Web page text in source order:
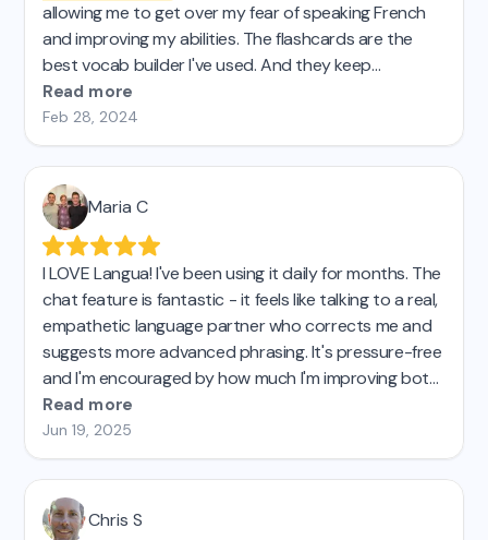
allowing me to get over my fear of speaking French
and improving my abilities. The flashcards are the
best vocab builder I've used. And they keep
improving the platform, which is AWESOME! 🤩
Read more
Feb 28, 2024
Maria C
I LOVE Langua! I've been using it daily for months. The
chat feature is fantastic - it feels like talking to a real,
empathetic language partner who corrects me and
suggests more advanced phrasing. It's pressure-free
and I'm encouraged by how much I'm improving both
my intermediate German and my more basic Italian. I
taught French for 27 years and have learned Spanish
on my own in recent years.This is by far the best
tool for practicing speaking.
Read more
Jun 19, 2025
Chris S